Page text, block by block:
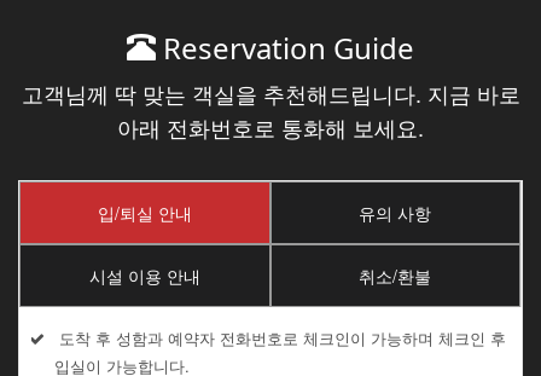
Reservation Guide
고객님께 딱 맞는 객실을 추천해드립니다. 지금 바로
아래 전화번호로 통화해 보세요.
입/퇴실 안내 유의 사항
시설 이용 안내 취소/환불
도착 후 성함과 예약자 전화번호로 체크인이 가능하며 체크인 후
입실이 가능합니다.